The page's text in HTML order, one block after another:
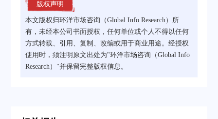
版权声明
本文版权归环洋市场咨询（Global Info Research）所
有，未经本公司书面授权，任何单位或个人不得以任何
方式转载、引用、复制、改编或用于商业用途。经授权
使用时，须注明原文出处为"环洋市场咨询（Global Info
Research）"并保留完整版权信息。